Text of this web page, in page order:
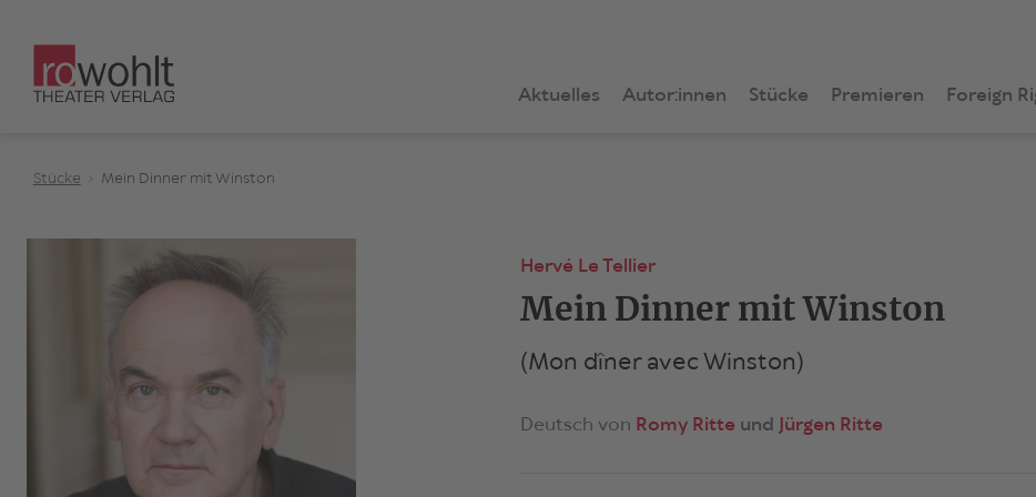
Aktuelles Autor:innen Stücke Premieren Foreign
Stücke Mein Dinner mit Winston
Hervé Le Tellier
Mein Dinner mit Winston
(Mon dîner avec Winston)
Deutsch von Romy Ritte Jürgen Ritte